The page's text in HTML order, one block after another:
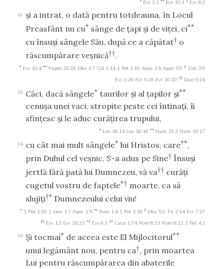
Evr 3:1 Evr 10:1 Evr 8:2
12
şi a intrat, o dată pentru totdeauna, în Locul
Preasfânt nu cu* sânge de ţapi şi de viţei, ci**
cu însuşi sângele Său, după ce a căpătat† o
răscumpărare veşnică††.
* Evr 10:4 ** Fapte 20:28 Efes 1:7 Col 1:14 1 Pet 1:19 Apoc 1:5 Apoc 5:9 † Zah 3:9
Evr 9:26 Evr 9:28 Evr 10:10 †† Dan 9:24
13 Căci, dacă sângele* taurilor şi al ţapilor şi**
cenuşa unei vaci, stropite peste cei întinaţi, îi
sfinţesc şi le aduc curăţirea trupului,
* Lev 16:14 Lev 16:16 ** Num 19:2 Num 19:17
14 cu cât mai mult sângele* lui Hristos, care**,
prin Duhul cel veşnic, S-a adus pe Sine† Însuşi
jertfă fără pată lui Dumnezeu, vă va†† curăţi
cugetul vostru de faptele*† moarte, ca să
slujiţi†* Dumnezeului celui viu!
* 1 Pet 1:19 1 Ioan 1:7 Apoc 1:5 ** Rom 1:4 1 Pet 3:18 † Efes 5:2 Tit 2:14 Evr 7:27
†† Evr 1:3 Evr 10:22 *† Evr 6:1 †* Luca 1:74 Rom 6:13 Rom 6:22 1 Pet 4:2
15 Şi tocmai* de aceea este El Mijlocitorul**
unui legământ nou, pentru ca†, prin moartea
Lui pentru răscumpărarea din abaterile